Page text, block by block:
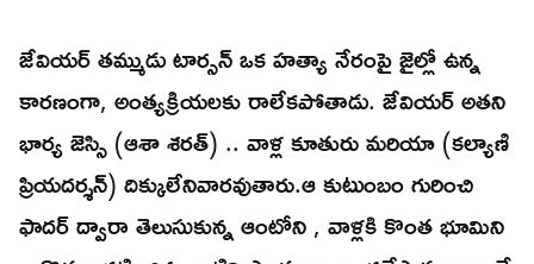
జేవియర్ తమ్ముడు టార్సన్ ఒక హత్యా నేరంపై జైల్లో ఉన్న
కారణంగా, అంత్యక్రియలకు రాలేకపోతాడు. జేవియర్ అతని
భార్య జెస్సి (ఆశా శరత్) .. వాళ్ల కూతురు మరియా (కల్యాణి
ప్రియదర్శన్) దిక్కులేనివారవుతారు.ఆ కుటుంబం గురించి
ఫాదర్ ద్వారా తెలుసుకున్న ఆంటోని , వాళ్లకి కొంత భూమిని